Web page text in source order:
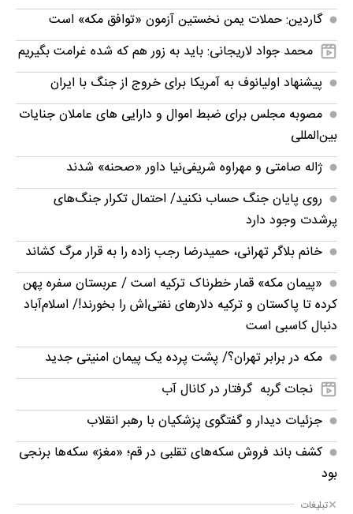
گاردین: حملات یمن نخستین آزمون «توافق مکه» است
محمد جواد لاریجانی: باید به زور هم که شده غرامت بگیریم
پیشنهاد اولیانوف به آمریکا برای خروج از جنگ با ایران
مصوبه مجلس برای ضبط اموال و دارایی های عاملان جنایات
بین‌المللی
ژاله صامتی و مهراوه شریفی‌نیا داور «صحنه» شدند
روی پایان جنگ حساب نکنید/ احتمال تکرار جنگ‌های
پرشدت وجود دارد
خانم بلاگر تهرانی، حمیدرضا رجب زاده را به قرار مرگ کشاند
«پیمان مکه» قمار خطرناک ترکیه است / عربستان سفره پهن
کرده تا پاکستان و ترکیه دلارهای نفتی‌اش را بخورند!/ اسلام‌آباد
دنبال کاسبی است
مکه در برابر تهران؟/ پشت پرده یک پیمان امنیتی جدید
نجات گربه‌ گرفتار در کانال آب
جزئیات دیدار و گفتگوی پزشکیان با رهبر انقلاب
کشف باند فروش سکه‌های تقلبی در قم؛ «مغز» سکه‌ها برنجی
بود
تبلیغات